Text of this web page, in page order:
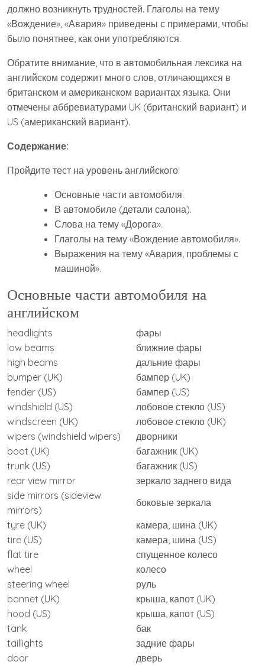
должно возникнуть трудностей. Глаголы на тему
«Вождение», «Авария» приведены с примерами, чтобы
было понятнее, как они употребляются.
Обратите внимание, что в автомобильная лексика на
английском содержит много слов, отличающихся в
британском и американском вариантах языка. Они
отмечены аббревиатурами UK (британский вариант) и
US (американский вариант).
Содержание:
Пройдите тест на уровень английского:
Основные части автомобиля.
В автомобиле (детали салона).
Слова на тему «Дорога».
Глаголы на тему «Вождение автомобиля».
Выражения на тему «Авария, проблемы с
машиной».
Основные части автомобиля на
английском
headlights
фары
low beams
ближние фары
high beams
дальние фары
bumper (UK)
бампер (UK)
fender (US)
бампер (US)
windshield (US)
лобовое стекло (US)
windscreen (UK)
лобовое стекло (UK)
wipers (windshield wipers)
дворники
boot (UK)
багажник (UK)
trunk (US)
багажник (US)
rear view mirror
зеркало заднего вида
side mirrors (sideview
mirrors)
боковые зеркала
tyre (UK)
камера, шина (UK)
tire (US)
камера, шина (US)
flat tire
спущенное колесо
wheel
колесо
steering wheel
руль
bonnet (UK)
крыша, капот (UK)
hood (US)
крыша, капот (US)
tank
бак
taillights
задние фары
door
дверь